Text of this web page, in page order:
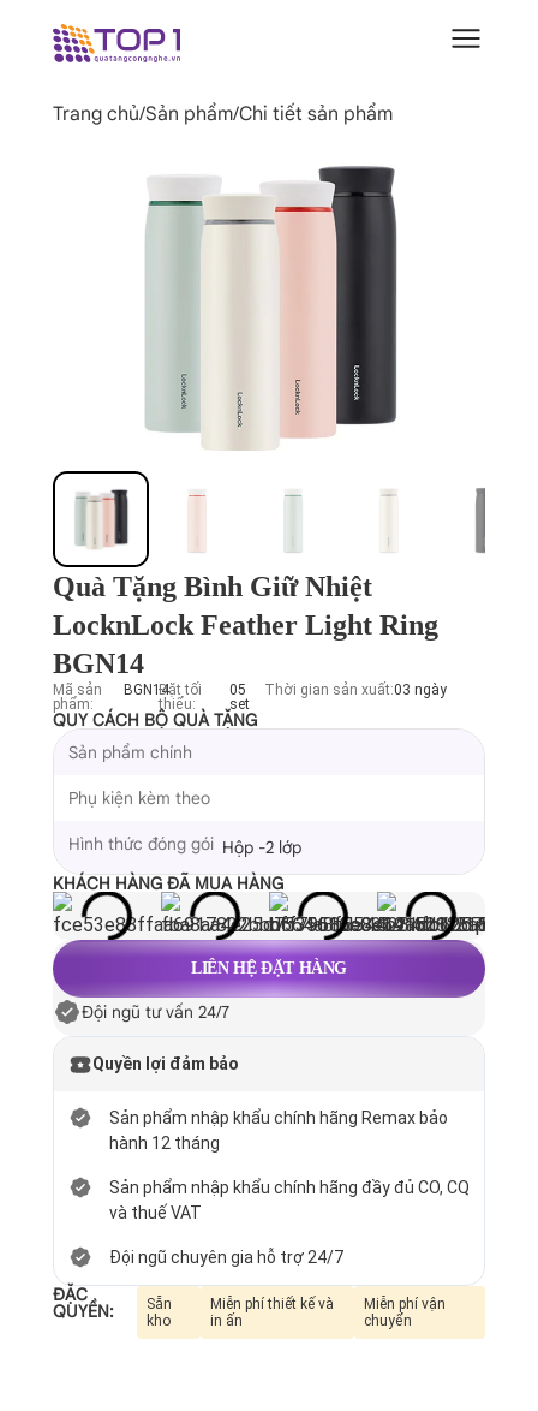
Trang chủ/Sản phẩm/Chi tiết sản phẩm
Quà Tặng Bình Giữ Nhiệt
LocknLock Feather Light Ring
BGN14
Mã sản
phẩm:
BGN14Đặt tối
thiểu:
05
set
Thời gian sản xuất:03 ngày
QUY CÁCH BỘ QUÀ TẶNG
Sản phẩm chính
Phụ kiện kèm theo
Hình thức đóng gói Hộp -2 lớp
KHÁCH HÀNG ĐÃ MUA HÀNG
LIÊN HỆ ĐẶT HÀNG
Đội ngũ tư vấn 24/7
Quyền lợi đảm bảo
Sản phẩm nhập khẩu chính hãng Remax bảo
hành 12 tháng
Sản phẩm nhập khẩu chính hãng đầy đủ CO, CQ
và thuế VAT
Đội ngũ chuyên gia hỗ trợ 24/7
ĐẶC
QUYỀN:
Sẵn
kho
Miễn phí thiết kế và
in ấn
Miễn phí vận
chuyển